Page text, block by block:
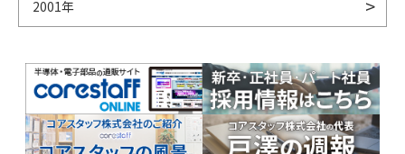
2001年